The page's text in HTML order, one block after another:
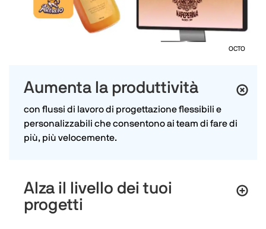
OCTO
Aumenta la produttività
con flussi di lavoro di progettazione flessibili e
personalizzabili che consentono ai team di fare di
più, più velocemente.
Alza il livello dei tuoi
progetti